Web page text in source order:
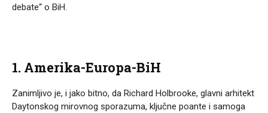
debate“ o BiH.
1. Amerika-Europa-BiH
Zanimljivo je, i jako bitno, da Richard Holbrooke, glavni arhitekt
Daytonskog mirovnog sporazuma, ključne poante i samoga